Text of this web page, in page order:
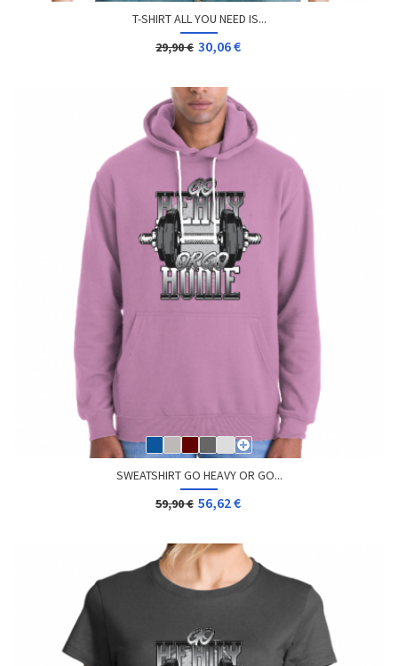
T-SHIRT ALL YOU NEED IS...
29,90 € 30,06 €
SWEATSHIRT GO HEAVY OR GO...
59,90 € 56,62 €